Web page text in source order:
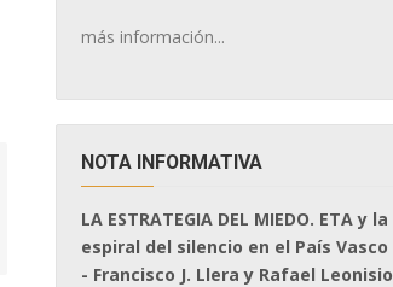
más información...
NOTA INFORMATIVA
LA ESTRATEGIA DEL MIEDO. ETA y la
espiral del silencio en el País Vasco
- Francisco J. Llera y Rafael Leonisio